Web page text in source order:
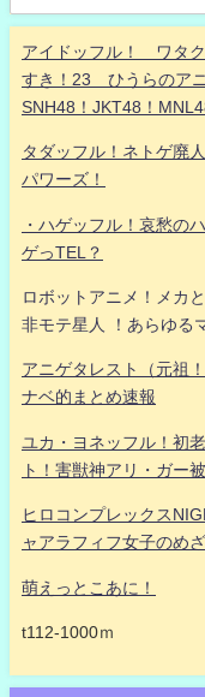
アイドッフル！ ワタ
すき！23 ひうらのア
SNH48！JKT48！
タダッフル！ネトゲ廃
パワーズ！
・ハゲッフル！哀愁の
ゲっTEL？
ロボットアニメ！メカ
非モテ星人 ！あらゆる
アニゲタレスト（元祖
ナベ的まとめ速報
ユカ・ヨネッフル！初
ト！害獣神アリ・ガー
ヒロコンプレックス
ャアラフィフ女子のめ
萌えっとこあに！
t112-1000ｍ